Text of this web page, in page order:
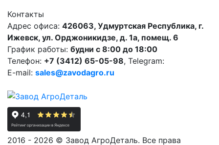
Контакты
Адрес офиса: 426063, Удмуртская Республика, г.
Ижевск, ул. Орджоникидзе, д. 1а, помещ. 6
График работы: будни с 8:00 до 18:00
Телефон: +7 (3412) 65-05-98, Telegram:
E-mail: sales@zavodagro.ru
2016 - 2026 © Завод АгроДеталь. Все права